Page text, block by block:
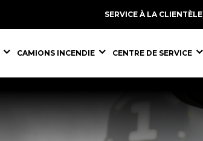
SERVICE À LA CLIENTÈLE
ÉQUIPEMENTS,
CAMIONS INCENDIE ÉQUIPEMENTS,
CENTRE DE SERVICE